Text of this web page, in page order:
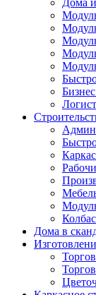
Дома
Дома в